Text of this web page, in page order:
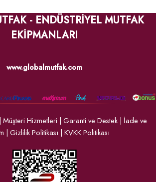
- ENDÜSTRİYEL MUTFAK
EKİPMANLARI
www.globalmutfak.com
| Müşteri Hizmetleri | Garanti ve Destek| İade ve
| Gizlilik Politikası | KVKK Politikası